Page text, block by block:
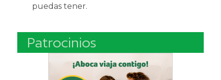
puedas tener.
Patrocinios